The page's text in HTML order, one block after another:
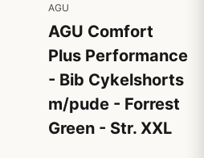
AGU
AGU Comfort
Plus Performance
- Bib Cykelshorts
m/pude - Forrest
Green - Str. XXL